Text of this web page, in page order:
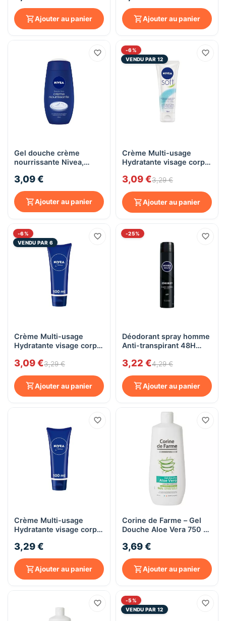
Ajouter au panier Ajouter au panier
Gel douche crème
nourrissante Nivea,
3,09 €
Ajouter au panier
-6%
VENDU PAR 12
Crème Multi-usage
Hydratante visage corps
75mL
3,09 €3,29 €
Ajouter au panier
-6%
VENDU PAR 6
Crème Multi-usage
Hydratante visage corps
3,09 €3,29 €
Ajouter au panier
-25%
Déodorant spray homme
Anti-transpirant 48H
3,22 €4,29 €
Ajouter au panier
Crème Multi-usage
Hydratante visage corps
3,29 €
Ajouter au panier
Corine de Farme – Gel
Douche Aloe Vera 750 ml
3,69 €
Ajouter au panier
-5%
VENDU PAR 12